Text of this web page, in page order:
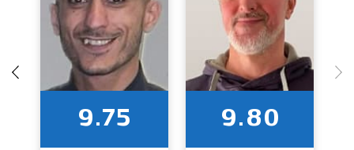
9.80
9.75